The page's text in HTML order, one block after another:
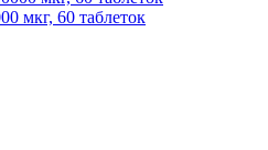
мкг, 60 таблеток